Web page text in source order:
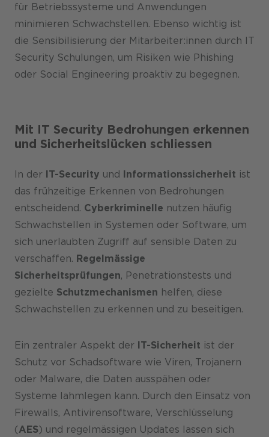
für Betriebssysteme und Anwendungen
minimieren Schwachstellen. Ebenso wichtig ist
die Sensibilisierung der Mitarbeiter:innen durch IT
Security Schulungen, um Risiken wie Phishing
oder Social Engineering proaktiv zu begegnen.
Mit IT Security Bedrohungen erkennen
und Sicherheitslücken schliessen
In der IT-Security und Informationssicherheit ist
das frühzeitige Erkennen von Bedrohungen
entscheidend. Cyberkriminelle nutzen häufig
Schwachstellen in Systemen oder Software, um
sich unerlaubten Zugriff auf sensible Daten zu
verschaffen. Regelmässige
Sicherheitsprüfungen, Penetrationstests und
gezielte Schutzmechanismen helfen, diese
Schwachstellen zu erkennen und zu beseitigen.
Ein zentraler Aspekt der IT-Sicherheit ist der
Schutz vor Schadsoftware wie Viren, Trojanern
oder Malware, die Daten ausspähen oder
Systeme lahmlegen kann. Durch den Einsatz von
Firewalls, Antivirensoftware, Verschlüsselung
(AES) und regelmässigen Updates lassen sich